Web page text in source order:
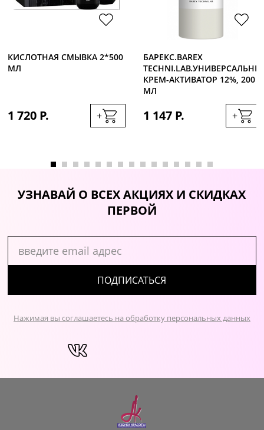
КИСЛОТНАЯ СМЫВКА 2*500
МЛ
1 720 Р. +
БАРЕКС.BAREX
КРЕМ-АКТИВАТОР 12%, 200
МЛ
1 147 Р. +
УЗНАВАЙ О ВСЕХ АКЦИЯХ И СКИДКАХ
ПЕРВОЙ
ПОДПИСАТЬСЯ
Нажимая вы соглашаетесь на обработку персональных данных